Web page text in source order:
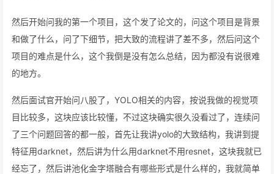
然后开始问我的第一个项目，这个发了论文的，问这个项目是背景
和做了什么，问了下细节，把大致的流程讲了差不多，然后问这个
项目的难点是什么，这个我倒是没有怎么总结，因为都没有说很难
的地方。
然后面试官开始问八股了，YOLO相关的内容，按说我做的视觉项
目比较多，这块应该比较懂，不过这块确实很久没看过了，连续问
了三个问题回答的都一般，首先让我讲yolo的大致结构，我讲到提
特征用darknet，然后讲为什么用darknet不用resnet，这块我就已
经忘了，然后讲池化金字塔融合有哪些形式是什么样的，我就简单